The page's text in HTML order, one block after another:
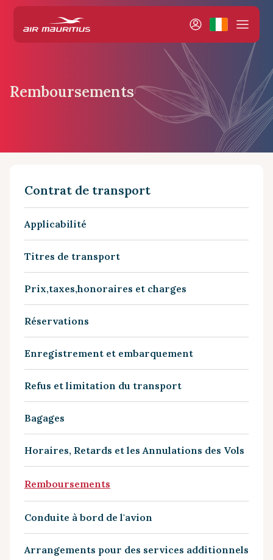
Remboursements
Contrat de transport
Applicabilité
Titres de transport
Prix,taxes,honoraires et charges
Réservations
Enregistrement et embarquement
Refus et limitation du transport
Bagages
Horaires, Retards et les Annulations des Vols
Remboursements
Conduite à bord de l'avion
Arrangements pour des services additionnels